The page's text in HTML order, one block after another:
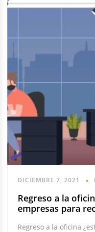
DICIEMBRE 7, 2021
Regreso a la
empresas para
Regreso a la oficina